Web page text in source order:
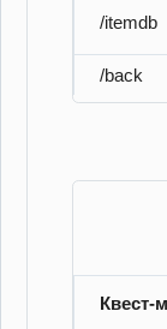
/itemdb
/back
Квест-